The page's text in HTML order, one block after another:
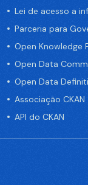
Lei de acesso a
Parceria para
Open Knowledge
Open Data
Open Data
Associação CKAN
API do CKAN